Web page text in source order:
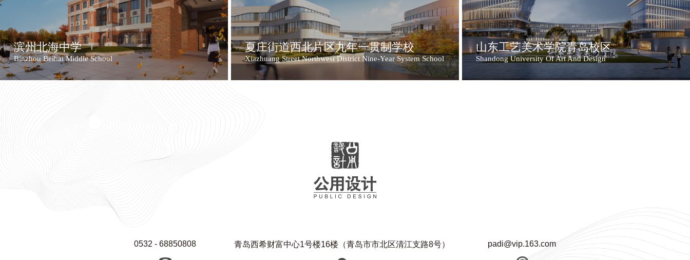
滨州北海中学
Binzhou Beihai Middle School
夏庄街道西北片区九年一贯制学校
Xiazhuang Street Northwest District Nine-Year System School
山东工艺美术学院青岛校区
Shandong University Of Art And Design
0532 - 68850808 青岛西希财富中心1号楼16楼（青岛市市北区清江支路8号） padi@vip.163.com